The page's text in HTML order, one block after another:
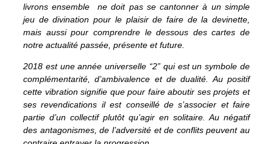
livrons ensemble ne doit pas se cantonner à un simple
jeu de divination pour le plaisir de faire de la devinette,
mais aussi pour comprendre le dessous des cartes de
notre actualité passée, présente et future.
2018 est une année universelle “2” qui est un symbole de
complémentarité, d’ambivalence et de dualité. Au positif
cette vibration signifie que pour faire aboutir ses projets et
ses revendications il est conseillé de s’associer et faire
partie d’un collectif plutôt qu’agir en solitaire. Au négatif
des antagonismes, de l’adversité et de conflits peuvent au